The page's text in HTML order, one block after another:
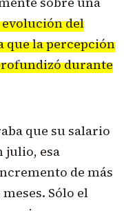
evolución del
la percepción
durante
que su salario
julio, esa
de más
Sólo el